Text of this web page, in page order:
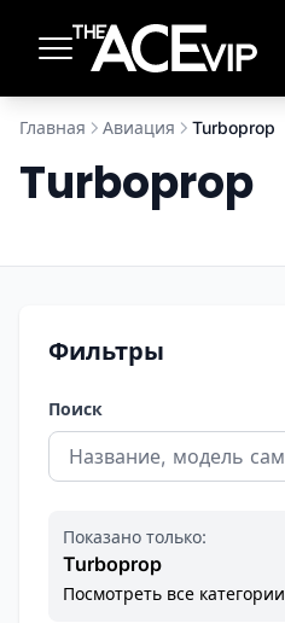
Главная Авиация Turboprop
Turboprop
Фильтры
Поиск
Показано только:
Turboprop
Посмотреть все категории